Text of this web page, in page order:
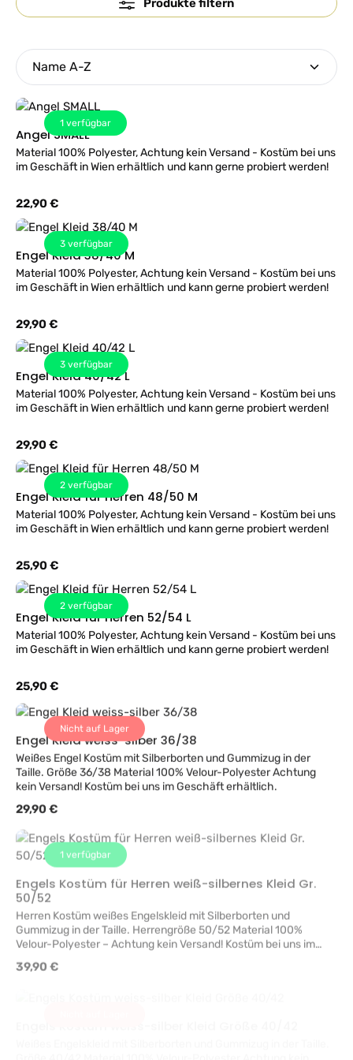
Produkte filtern
1 verfügbar
Angel SMALL
Material 100% Polyester, Achtung kein Versand - Kostüm bei uns
im Geschäft in Wien erhältlich und kann gerne probiert werden!
Regulärer Preis:
22,90 €
3 verfügbar
Engel Kleid 38/40 M
Material 100% Polyester, Achtung kein Versand - Kostüm bei uns
im Geschäft in Wien erhältlich und kann gerne probiert werden!
Regulärer Preis:
29,90 €
3 verfügbar
Engel Kleid 40/42 L
Material 100% Polyester, Achtung kein Versand - Kostüm bei uns
im Geschäft in Wien erhältlich und kann gerne probiert werden!
Regulärer Preis:
29,90 €
2 verfügbar
Engel Kleid für Herren 48/50 M
Material 100% Polyester, Achtung kein Versand - Kostüm bei uns
im Geschäft in Wien erhältlich und kann gerne probiert werden!
Regulärer Preis:
25,90 €
2 verfügbar
Engel Kleid für Herren 52/54 L
Material 100% Polyester, Achtung kein Versand - Kostüm bei uns
im Geschäft in Wien erhältlich und kann gerne probiert werden!
Regulärer Preis:
25,90 €
Nicht auf Lager
Engel Kleid weiss-silber 36/38
Weißes Engel Kostüm mit Silberborten und Gummizug in der
Taille. Größe 36/38 Material 100% Velour-Polyester Achtung
kein Versand! Kostüm bei uns im Geschäft erhältlich.
Regulärer Preis:
29,90 €
Engels Kostüm für Herren weiß-silbernes Kleid Gr.
50/52
Herren Kostüm weißes Engelskleid mit Silberborten und
Gummizug in der Taille. Herrengröße 50/52 Material 100%
Velour-Polyester – Achtung kein Versand! Kostüm bei uns im
Geschäft erhältlich.
Regulärer Preis:
39,90 €